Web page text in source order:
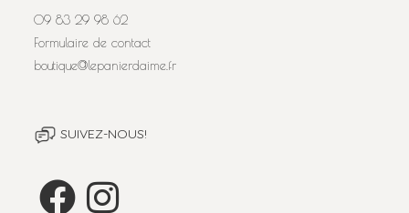
09 83 29 98 62
Formulaire de contact
boutique@lepanierdaime.fr
SUIVEZ-NOUS!